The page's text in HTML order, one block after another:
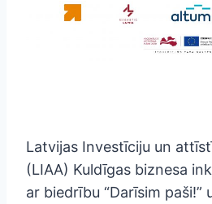
Latvijas Investīciju un
(LIAA) Kuldīgas biznesa
ar biedrību “Darīsim paši!”